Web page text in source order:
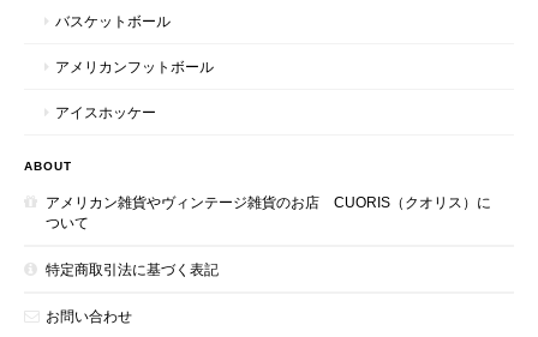
バスケットボール
アメリカンフットボール
アイスホッケー
ABOUT
アメリカン雑貨やヴィンテージ雑貨のお店 CUORIS（クオリス）に
ついて
特定商取引法に基づく表記
お問い合わせ